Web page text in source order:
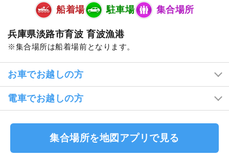
船着場 駐車場 集合場所
兵庫県淡路市育波 育波漁港
集合場所は船着場前となります。
お車でお越しの方
電車でお越しの方
集合場所を地図アプリで見る